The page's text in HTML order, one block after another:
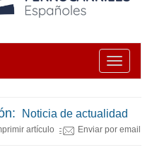
Toggle
Noticia de actualidad
artículo Enviar por email